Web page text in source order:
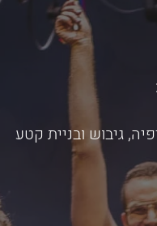
גיבוש ובניית קטע